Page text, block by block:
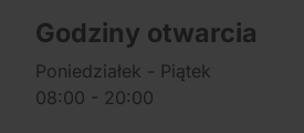
Godziny otwarcia
Poniedziałek - Piątek
08:00 - 20:00